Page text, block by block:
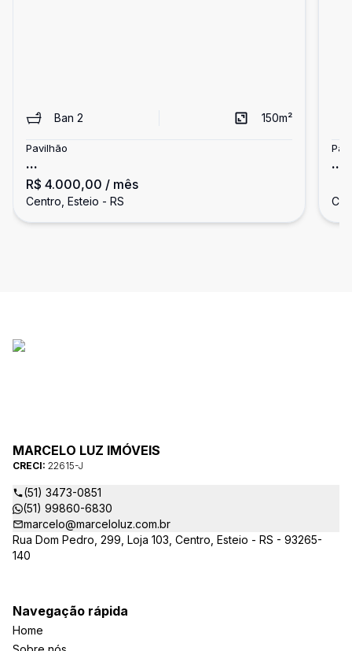
Ban 2 150m²
Pavilhão
...
R$ 4.000,00 / mês
Centro, Esteio - RS
...
MARCELO LUZ IMÓVEIS
CRECI: 22615-J
(51) 3473-0851
(51) 99860-6830
marcelo@marceloluz.com.br
Rua Dom Pedro, 299, Loja 103, Centro, Esteio - RS - 93265-
140
Navegação rápida
Home